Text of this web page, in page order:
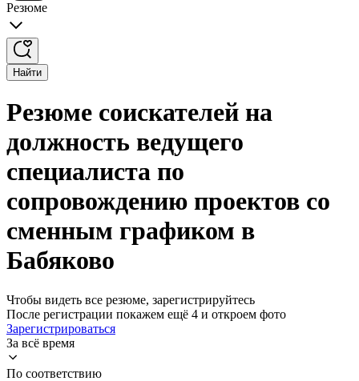
Резюме
Найти
Резюме соискателей на
должность ведущего
специалиста по
сопровождению проектов со
сменным графиком в
Бабяково
Чтобы видеть все резюме, зарегистрируйтесь
После регистрации покажем ещё 4 и откроем фото
Зарегистрироваться
За всё время
По соответствию